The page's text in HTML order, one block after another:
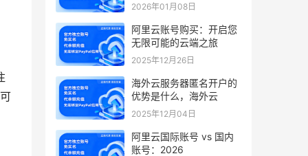
2026年01月08日
阿里云账号购买：开启您
无限可能的云端之旅
2025年12月26日
海外云服务器匿名开户的
优势是什么，海外云
2025年12月04日
阿里云国际账号 vs 国内
账号：2026